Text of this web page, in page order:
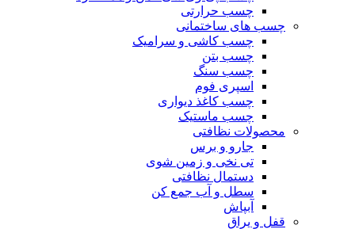
چسب حرارتی
چسب های ساختمانی
چسب کاشی و سرامیک
چسب بتن
چسب سنگ
اسپری فوم
چسب کاغذ دیواری
چسب ماستیک
محصولات نظافتی
جارو و برس
تی نخی و زمین شوی
دستمال نظافتی
سطل و آب جمع کن
آبپاش
قفل و یراق